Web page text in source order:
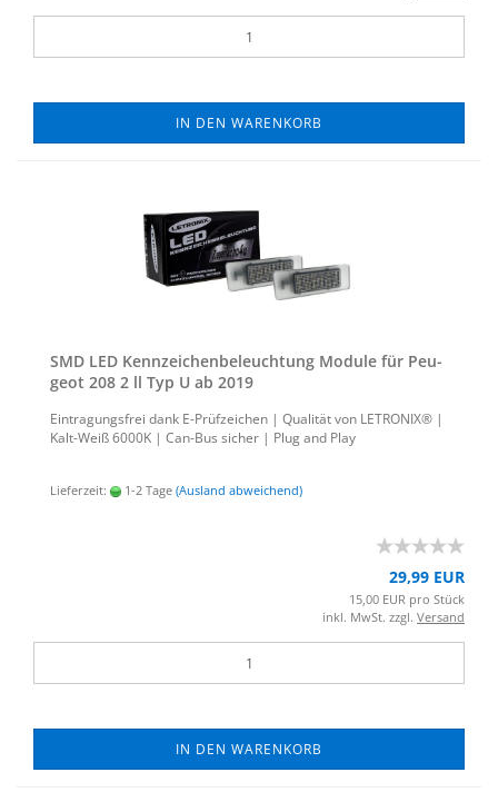
IN DEN WARENKORB
SMD LED Kenn­zei­chen­be­leuch­tung Mo­du­le für Peu­
geot 208 2 ll Typ U ab 2019
Ein­tra­gungs­frei dank E-​Prüfzeichen | Qua­li­tät von LE­TRO­NIX® |
Kalt-​Weiß 6000K | Can-​Bus si­cher | Plug and Play
Lieferzeit: 1-2 Tage (Ausland abweichend)
29,99 EUR
15,00 EUR pro Stück
inkl. MwSt. zzgl. Versand
IN DEN WARENKORB